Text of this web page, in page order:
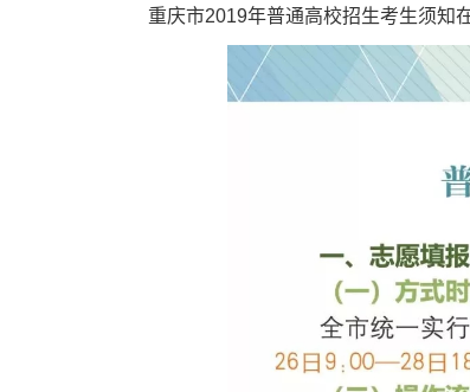
重庆市2019年普通高校招生考生须知